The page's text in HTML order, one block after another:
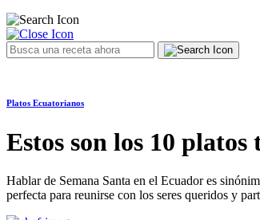
Platos Ecuatorianos
Estos son los 10
Hablar de Semana Santa en el Ecuador es
perfecta para reunirse con los seres queridos y